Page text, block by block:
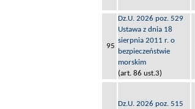
95
Dz.U. 2026 poz. 529
Ustawa z dnia 18
sierpnia 2011 r. o
bezpieczeństwie
morskim
(art. 86 ust.3)
Dz.U. 2026 poz. 515